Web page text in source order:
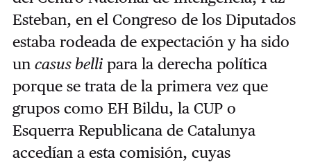
Esteban, en el Congreso de los Diputados
estaba rodeada de expectación y ha sido
un casus bellipara la derecha política
porque se trata de la primera vez que
grupos como EH Bildu, la CUP o
Esquerra Republicana de Catalunya
accedían a esta comisión, cuyas